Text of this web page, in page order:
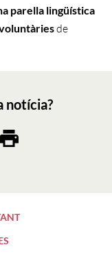
parella lingüística
de
notícia?